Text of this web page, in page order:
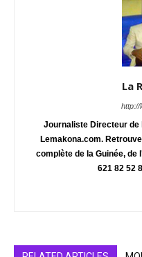
La
http://
Journaliste Directeur de
Lemakona.com.
complète de la Guinée, de
621 82 52